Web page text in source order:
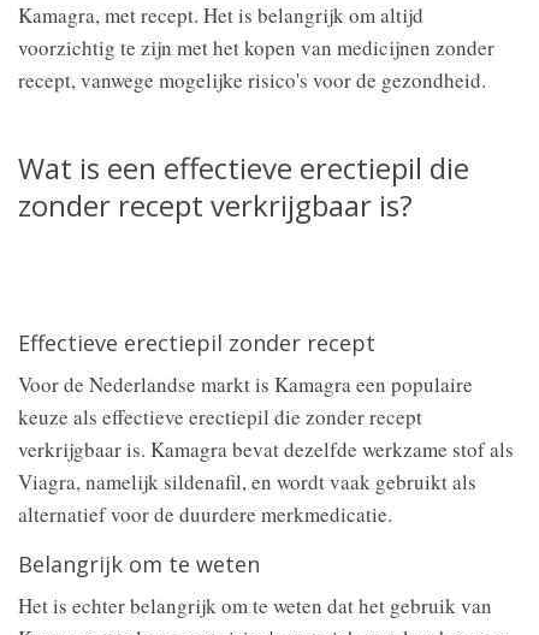
Kamagra, met recept. Het is belangrijk om altijd
voorzichtig te zijn met het kopen van medicijnen zonder
recept, vanwege mogelijke risico's voor de gezondheid.
Wat is een effectieve erectiepil die
zonder recept verkrijgbaar is?
Effectieve erectiepil zonder recept
Voor de Nederlandse markt is Kamagra een populaire
keuze als effectieve erectiepil die zonder recept
verkrijgbaar is. Kamagra bevat dezelfde werkzame stof als
Viagra, namelijk sildenafil, en wordt vaak gebruikt als
alternatief voor de duurdere merkmedicatie.
Belangrijk om te weten
Het is echter belangrijk om te weten dat het gebruik van